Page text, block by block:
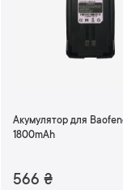
Акумулятор для
1800mAh
566 ₴